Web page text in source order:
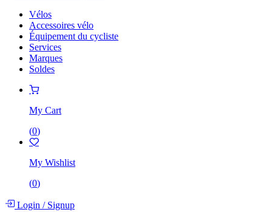
Vélos
Accessoires vélo
Équipement du cycliste
Services
Marques
Soldes
My Cart
(0)
My Wishlist
(0)
Login /Signup